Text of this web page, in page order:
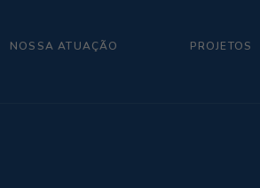
NOSSA ATUAÇÃO PROJETOS